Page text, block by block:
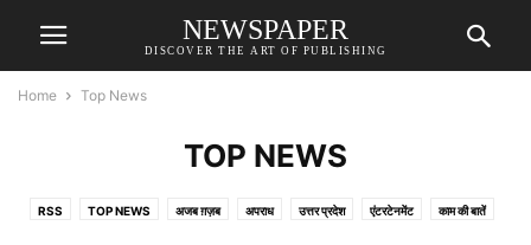
NEWSPAPER
DISCOVER THE ART OF PUBLISHING
Home Top News
TOP NEWS
RSS TOP NEWS अजब ग़ज़ब अपराध उत्तर प्रदेश एंटरटेनमेंट काम की बातें